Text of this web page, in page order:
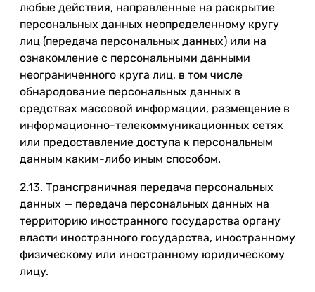
любые действия, направленные на раскрытие
персональных данных неопределенному кругу
лиц (передача персональных данных) или на
ознакомление с персональными данными
неограниченного круга лиц, в том числе
обнародование персональных данных в
средствах массовой информации, размещение в
информационно-телекоммуникационных сетях
или предоставление доступа к персональным
данным каким-либо иным способом.
2.13. Трансграничная передача персональных
данных — передача персональных данных на
территорию иностранного государства органу
власти иностранного государства, иностранному
физическому или иностранному юридическому
лицу.